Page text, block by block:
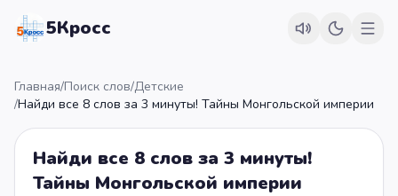
5Кросс
Главная/Поиск слов/Детские
/Найди все 8 слов за 3 минуты! Тайны Монгольской империи
Найди все 8 слов за 3 минуты!
Тайны Монгольской империи